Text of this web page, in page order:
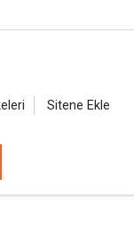
Sitene Ekle